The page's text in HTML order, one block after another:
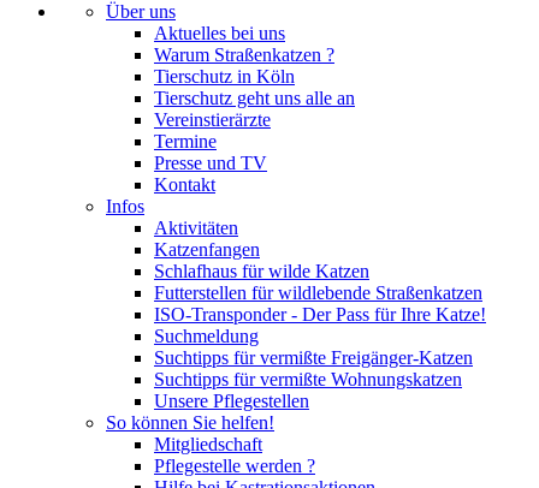
Über uns
Aktuelles bei uns
Warum Straßenkatzen ?
Tierschutz in Köln
Tierschutz geht uns alle an
Vereinstierärzte
Termine
Presse und TV
Kontakt
Infos
Aktivitäten
Katzenfangen
Schlafhaus für wilde Katzen
Futterstellen für wildlebende Straßenkatzen
ISO-Transponder - Der Pass für Ihre Katze!
Suchmeldung
Suchtipps für vermißte Freigänger-Katzen
Suchtipps für vermißte Wohnungskatzen
Unsere Pflegestellen
So können Sie helfen!
Mitgliedschaft
Pflegestelle werden ?